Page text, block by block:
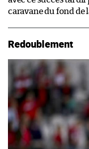
caravane du fond de
Redoublement